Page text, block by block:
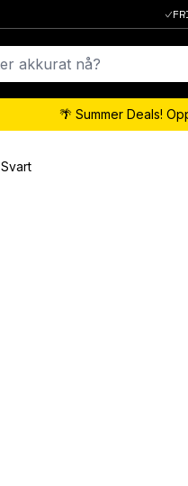
🌴 Summer Deals!